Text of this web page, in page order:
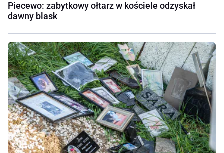
Piecewo: zabytkowy ołtarz w kościele odzyskał
dawny blask